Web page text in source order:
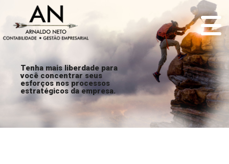
Tenha mais liberdade para
você concentrar seus
esforços nos processos
estratégicos da empresa.